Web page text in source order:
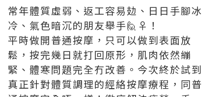
常年體質虛弱、返工容易攰、日日手腳冰
冷、氣色暗沉的朋友舉手🙋♀️！
平時做開普通按摩，只可以做到表面放
鬆，按完幾日就打回原形，肌肉依然繃
緊、體寒問題完全冇改善。今次終於試到
真正針對體質調理的經絡按摩療程，同普